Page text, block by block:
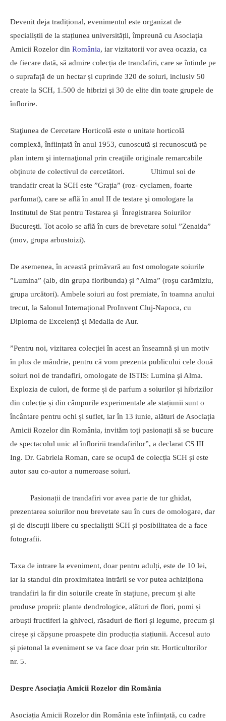
Devenit deja tradițional, evenimentul este organizat de
specialiștii de la stațiunea universității, împreună cu Asociaţia
Amicii Rozelor din România, iar vizitatorii vor avea ocazia, ca
de fiecare dată, să admire colecția de trandafiri, care se întinde pe
o suprafață de un hectar și cuprinde 320 de soiuri, inclusiv 50
create la SCH, 1.500 de hibrizi şi 30 de elite din toate grupele de
înflorire.
Staţiunea de Cercetare Horticolă este o unitate horticolă
complexă, înființată în anul 1953, cunoscută şi recunoscută pe
plan intern şi internaţional prin creaţiile originale remarcabile
obţinute de colectivul de cercetători. Ultimul soi de
trandafir creat la SCH este ”Grația” (roz- cyclamen, foarte
parfumat), care se află în anul II de testare şi omologare la
Institutul de Stat pentru Testarea şi Înregistrarea Soiurilor
Bucureşti. Tot acolo se află în curs de brevetare soiul ”Zenaida”
(mov, grupa arbustoizi).
De asemenea, în această primăvară au fost omologate soiurile
”Lumina” (alb, din grupa floribunda) și ”Alma” (roșu carămiziu,
grupa urcători). Ambele soiuri au fost premiate, în toamna anului
trecut, la Salonul Internațional ProInvent Cluj-Napoca, cu
Diploma de Excelenţă şi Medalia de Aur.
”Pentru noi, vizitarea colecției în acest an înseamnă și un motiv
în plus de mândrie, pentru că vom prezenta publicului cele două
soiuri noi de trandafiri, omologate de ISTIS: Lumina şi Alma.
Explozia de culori, de forme și de parfum a soiurilor și hibrizilor
din colecție și din câmpurile experimentale ale stațiunii sunt o
încântare pentru ochi și suflet, iar în 13 iunie, alături de Asociația
Amicii Rozelor din România, invităm toți pasionații să se bucure
de spectacolul unic al înfloririi trandafirilor”, a declarat CS III
Ing. Dr. Gabriela Roman, care se ocupă de colecția SCH și este
autor sau co-autor a numeroase soiuri.
Pasionații de trandafiri vor avea parte de tur ghidat,
prezentarea soiurilor nou brevetate sau în curs de omologare, dar
și de discuții libere cu specialiștii SCH și posibilitatea de a face
fotografii.
Taxa de intrare la eveniment, doar pentru adulți, este de 10 lei,
iar la standul din proximitatea intrării se vor putea achiziționa
trandafiri la fir din soiurile create în stațiune, precum și alte
produse proprii: plante dendrologice, alături de flori, pomi și
arbuști fructiferi la ghiveci, răsaduri de flori și legume, precum și
cireșe și căpșune proaspete din producția stațiunii. Accesul auto
și pietonal la eveniment se va face doar prin str. Horticultorilor
nr. 5.
Despre Asociația Amicii Rozelor din România
Asociația Amicii Rozelor din România este înființată, cu cadre